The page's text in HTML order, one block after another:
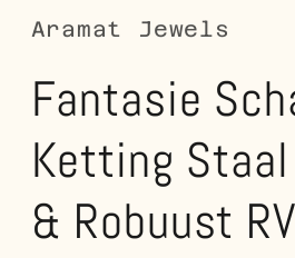
Aramat Jewels
Fantasie
Ketting
& Robuust